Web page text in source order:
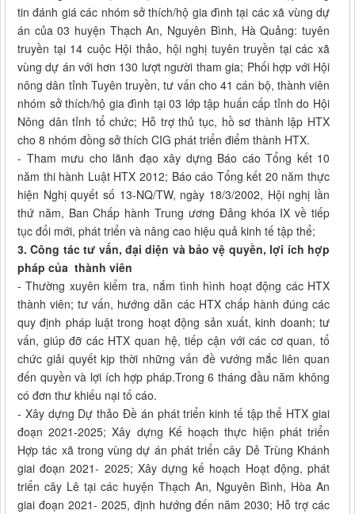
tin đánh giá các nhóm sở thích/hộ gia đình tại các xã vùng dự
án của 03 huyện Thạch An, Nguyên Bình, Hà Quảng: tuyên
truyền tại 14 cuộc Hội thảo, hội nghị tuyên truyền tại các xã
vùng dự án với hơn 130 lượt người tham gia; Phối hợp với Hội
nông dân tỉnh Tuyên truyền, tư vấn cho 41 cán bộ, thành viên
nhóm sở thích/hộ gia đình tại 03 lớp tập huấn cấp tỉnh do Hội
Nông dân tỉnh tổ chức; Hỗ trợ thủ tục, hồ sơ thành lập HTX
cho 8 nhóm đồng sở thích CIG phát triển điểm thành HTX.
- Tham mưu cho lãnh đạo xây dựng Báo cáo Tổng kết 10
năm thi hành Luật HTX 2012; Báo cáo Tổng kết 20 năm thực
hiện Nghị quyết số 13-NQ/TW, ngày 18/3/2002, Hội nghị lần
thứ năm, Ban Chấp hành Trung ương Đảng khóa IX về tiếp
tục đổi mới, phát triển và nâng cao hiệu quả kinh tế tập thể;
3. Công tác tư vấn, đại diện và bảo vệ quyền, lợi ích hợp
pháp của thành viên
- Thường xuyên kiểm tra, nắm tình hình hoạt động các HTX
thành viên; tư vấn, hướng dẫn các HTX chấp hành đúng các
quy định pháp luật trong hoạt động sản xuất, kinh doanh; tư
vấn, giúp đỡ các HTX quan hệ, tiếp cận với các cơ quan, tổ
chức giải quyết kịp thời những vấn đề vướng mắc liên quan
đến quyền và lợi ích hợp pháp.Trong 6 tháng đầu năm không
có đơn thư khiếu nại tố cáo.
- Xây dựng Dự thảo Đề án phát triển kinh tế tập thể HTX giai
đoạn 2021-2025; Xây dựng Kế hoạch thực hiện phát triển
Hợp tác xã trong vùng dự án phát triển cây Dẻ Trùng Khánh
giai đoạn 2021- 2025; Xây dựng kế hoạch Hoạt động, phát
triển cây Lê tại các huyện Thạch An, Nguyên Bình, Hòa An
giai đoạn 2021- 2025, định hướng đến năm 2030; Hỗ trợ các